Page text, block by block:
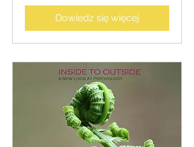
Dowiedz się więcej